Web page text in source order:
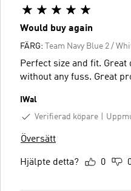
Would buy again
FÄRG: Team Navy Blue 2 /
Perfect size and fit.
without any fuss. Great
IWal
Verifierad köpare
Översätt
Hjälpte detta? 0